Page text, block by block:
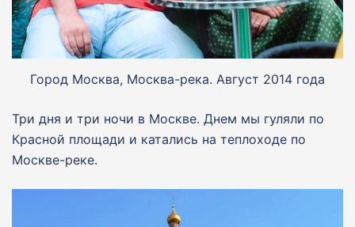
Город Москва, Москва-река. Август 2014 года
Три дня и три ночи в Москве. Днем мы гуляли по
Красной площади и катались на теплоходе по
Москве-реке.